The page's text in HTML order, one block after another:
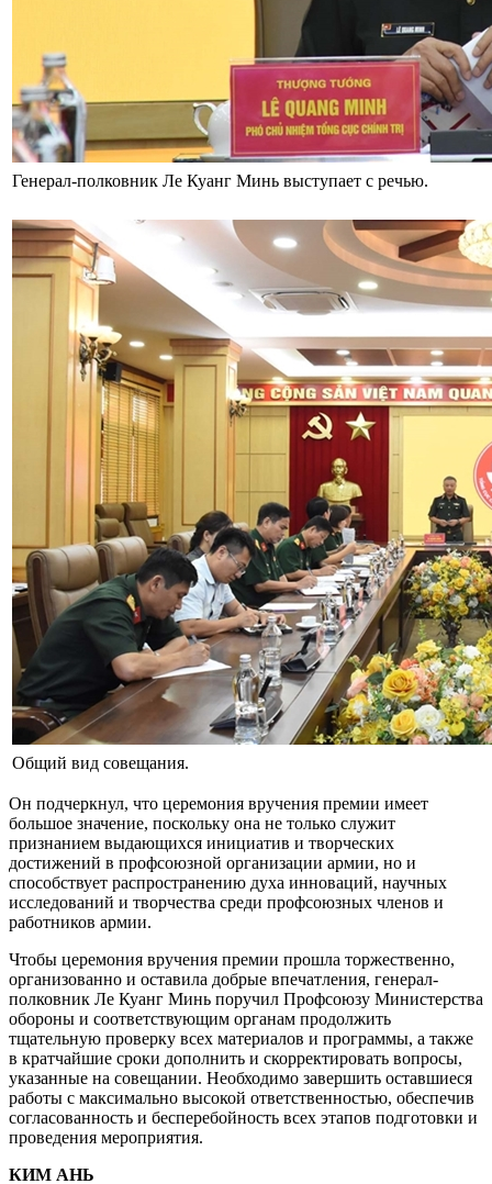
Генерал-полковник Ле Куанг Минь выступает с речью.
Общий вид совещания.
Он подчеркнул, что церемония вручения премии имеет
большое значение, поскольку она не только служит
признанием выдающихся инициатив и творческих
достижений в профсоюзной организации армии, но и
способствует распространению духа инноваций, научных
исследований и творчества среди профсоюзных членов и
работников армии.
Чтобы церемония вручения премии прошла торжественно,
организованно и оставила добрые впечатления, генерал-
полковник Ле Куанг Минь поручил Профсоюзу Министерства
обороны и соответствующим органам продолжить
тщательную проверку всех материалов и программы, а также
в кратчайшие сроки дополнить и скорректировать вопросы,
указанные на совещании. Необходимо завершить оставшиеся
работы с максимально высокой ответственностью, обеспечив
согласованность и бесперебойность всех этапов подготовки и
проведения мероприятия.
КИМ АНЬ